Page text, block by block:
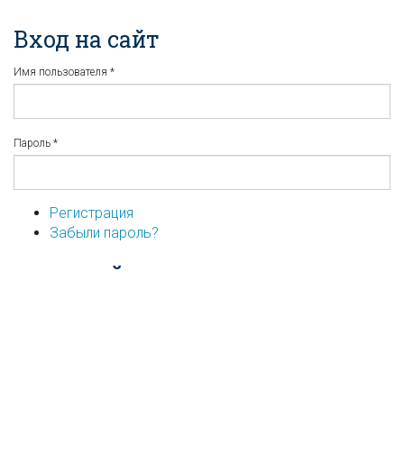
Вход на сайт
Имя пользователя *
Пароль *
Регистрация
Забыли пароль?
...или войдите используя